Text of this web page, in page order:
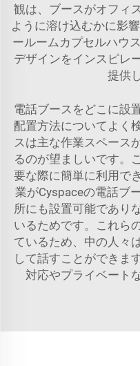
観は、ブースがオフィ
ように溶け込むかに影
ールームカプセルハウス
デザインをインスピレ
提供
電話ブースをどこに設
配置方法についてよく
スは主な作業スペース
るのが望ましいです。
要な際に簡単に利用で
業がCyspaceの電話ブ
所にも設置可能であり
いるためです。これら
ているため、中の人々
して話すことができま
対応やプライベート